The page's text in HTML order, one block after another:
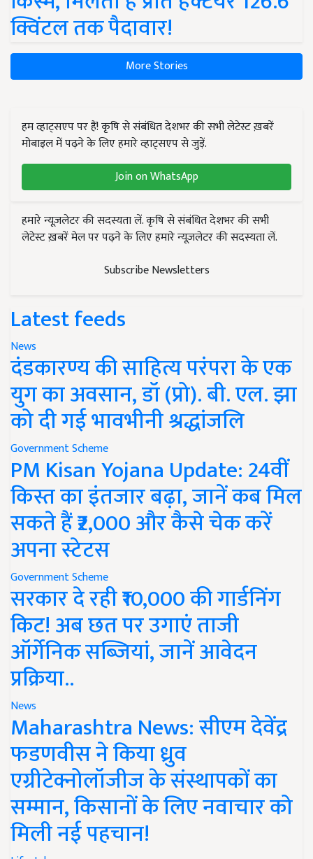
क्विंटल तक पैदावार!
More Stories
हम व्हाट्सएप पर हैं! कृषि से संबंधित देशभर की सभी लेटेस्ट ख़बरें
मोबाइल में पढ़ने के लिए हमारे व्हाट्सएप से जुड़ें.
Join on WhatsApp
हमारे न्यूज़लेटर की सदस्यता लें. कृषि से संबंधित देशभर की सभी
लेटेस्ट ख़बरें मेल पर पढ़ने के लिए हमारे न्यूज़लेटर की सदस्यता लें.
Subscribe Newsletters
Latest feeds
News
दंडकारण्य की साहित्य परंपरा के एक
युग का अवसान, डॉ (प्रो). बी. एल. झा
को दी गई भावभीनी श्रद्धांजलि
Government Scheme
PM Kisan Yojana Update: 24वीं
किस्त का इंतजार बढ़ा, जानें कब मिल
सकते हैं ₹2,000 और कैसे चेक करें
अपना स्टेटस
Government Scheme
सरकार दे रही ₹10,000 की गार्डनिंग
किट! अब छत पर उगाएं ताजी
ऑर्गेनिक सब्जियां, जानें आवेदन
प्रक्रिया..
News
Maharashtra News: सीएम देवेंद्र
फडणवीस ने किया ध्रुव
एग्रीटेक्नोलॉजीज के संस्थापकों का
सम्मान, किसानों के लिए नवाचार को
मिली नई पहचान!